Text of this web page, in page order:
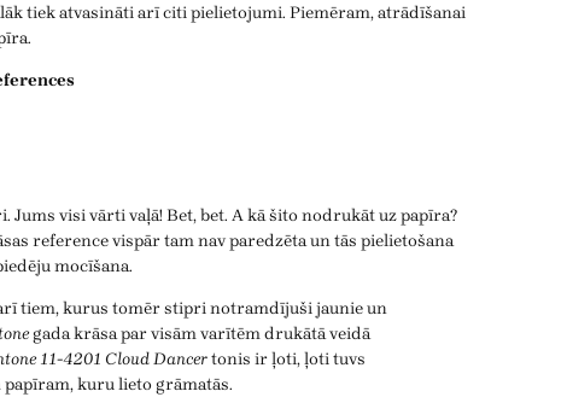
tiek atvasināti arī citi pielietojumi. Piemēram, atrādīšanai
visi vārti vaļā! Bet, bet. A kā šito nodrukāt uz papīra?
reference vispār tam nav paredzēta un tās pielietošana
mocīšana.
tiem, kurus tomēr stipri notramdījuši jaunie un
gada krāsa par visām varītēm drukātā veidā
11-4201 Cloud Dancertonis ir ļoti, ļoti tuvs
kuru lieto grāmatās.